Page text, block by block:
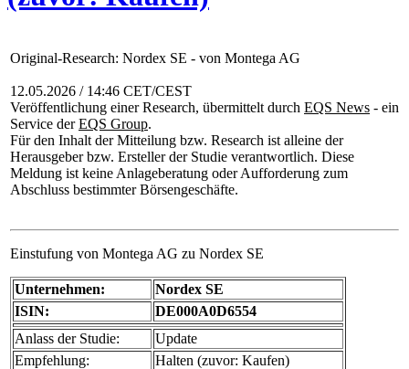
Original-Research: Nordex SE - von Montega AG
12.05.2026 / 14:46 CET/CEST
Veröffentlichung einer Research, übermittelt durch EQS News - ein
Service derEQS Group.
Für den Inhalt der Mitteilung bzw. Research ist alleine der
Herausgeber bzw. Ersteller der Studie verantwortlich. Diese
Meldung ist keine Anlageberatung oder Aufforderung zum
Abschluss bestimmter Börsengeschäfte.
Einstufung von Montega AG zu Nordex SE
Unternehmen:
Nordex SE
ISIN:
DE000A0D6554
Anlass der Studie:
Update
Empfehlung:
Halten (zuvor: Kaufen)